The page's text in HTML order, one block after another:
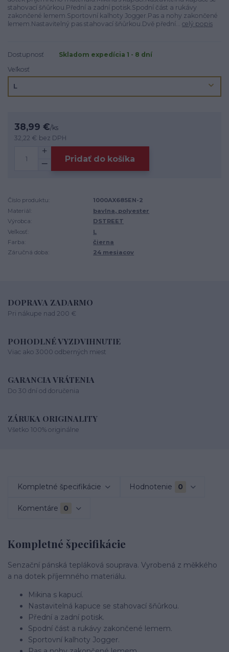
stahovací šňůrkou.Přední a zadní potisk.Spodní část a rukávy
zakončené lemem.Sportovní kalhoty Jogger.Pas a nohy zakončené
lemem.Nastavitelný pas stahovací šňůrkou.Dvě přední... celý popis
Dostupnosť
Skladom expedícia 1 - 8 dní
Veľkosť
38,99 €/ks
32,22 € bez DPH
Pridať do košíka
Číslo produktu:
1000AX685EN-2
Materiál:
bavlna, polyester
Výrobca:
DSTREET
Veľkosť:
L
Farba:
čierna
Záručná doba:
24 mesiacov
DOPRAVA ZADARMO
Pri nákupe nad 200 €
POHODLNÉ VYZDVIHNUTIE
Viac ako 3000 odberných miest
GARANCIA VRÁTENIA
Do 30 dní od doručenia
ZÁRUKA ORIGINALITY
Všetko 100% originálne
Kompletné špecifikácie Hodnotenie 0
Komentáre 0
Kompletné špecifikácie
Senzační pánská tepláková souprava. Vyrobená z měkkého
a na dotek příjemného materiálu.
Mikina s kapucí.
Nastavitelná kapuce se stahovací šňůrkou.
Přední a zadní potisk.
Spodní část a rukávy zakončené lemem.
Sportovní kalhoty Jogger.